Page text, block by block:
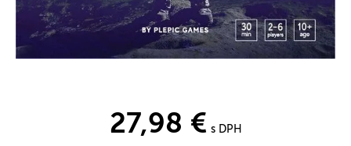
27,98 € s DPH